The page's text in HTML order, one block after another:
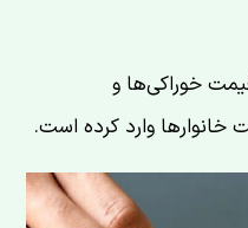
شدید قیمت خوراکی‌ها و
خانوارها وارد کرده است.